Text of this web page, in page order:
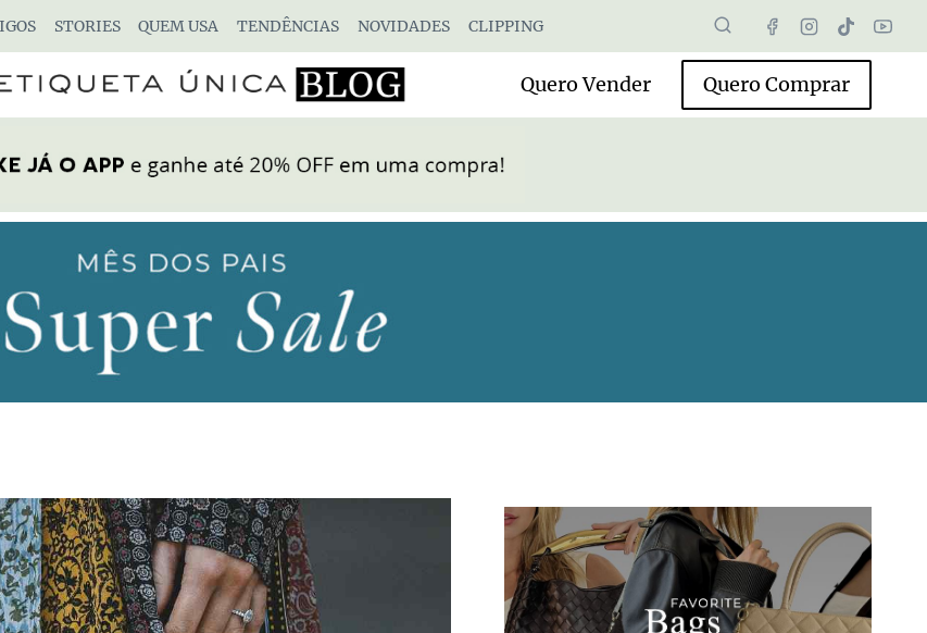
STORIES QUEM USA TENDÊNCIAS NOVIDADES CLIPPING
Quero Vender Quero Comprar